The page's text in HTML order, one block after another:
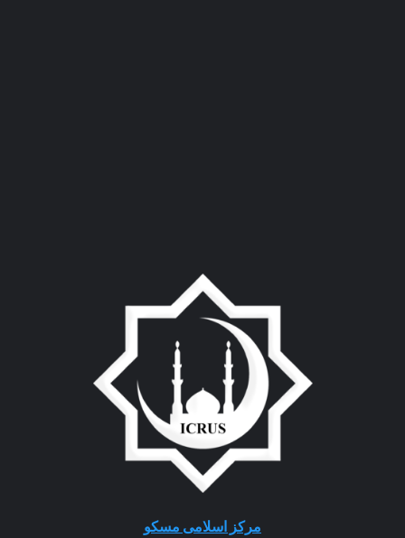
مرکز اسلامی مسکو